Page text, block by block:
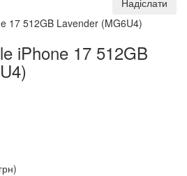
iPhone 17 512GB